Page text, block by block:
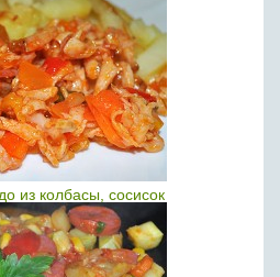
из колбасы, сосисок